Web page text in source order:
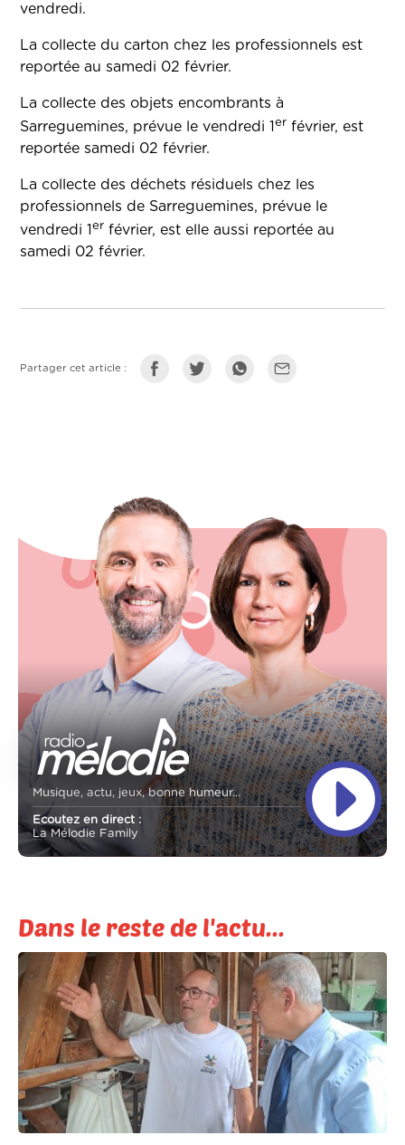
vendredi.
La collecte du carton chez les professionnels est
reportée au samedi 02 février.
La collecte des objets encombrants à
Sarreguemines, prévue le vendredi 1er février, est
reportée samedi 02 février.
La collecte des déchets résiduels chez les
professionnels de Sarreguemines, prévue le
vendredi 1er février, est elle aussi reportée au
samedi 02 février.
Partager cet article :
Musique, actu, jeux, bonne humeur...
Ecoutez en direct :
La Mélodie Family
Dans le reste de l'actu...